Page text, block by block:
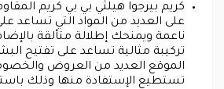
كريم بيرجوا هيلثي بي بي كريم
على العديد من المواد التي تساعد
ناعمة ويمنحك إطلالة متألقة
تركيبة مثالية تساعد على تفتيح
الموقع العديد من العروض
تستطيع الإستفادة منها وذلك